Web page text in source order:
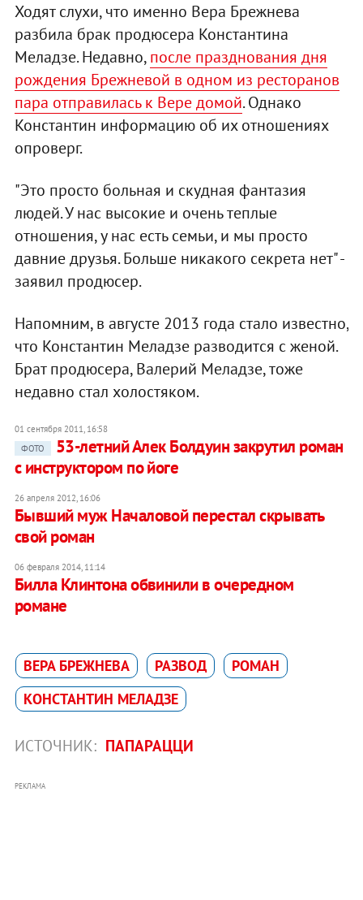
Ходят слухи, что именно Вера Брежнева
разбила брак продюсера Константина
Меладзе. Недавно,после празднования дня
рождения Брежневой в одном из ресторанов
пара отправилась к Вере домой. Однако
Константин информацию об их отношениях
опроверг.
"Это просто больная и скудная фантазия
людей. У нас высокие и очень теплые
отношения, у нас есть семьи, и мы просто
давние друзья. Больше никакого секрета нет" -
заявил продюсер.
Напомним, в августе 2013 года стало известно,
что Константин Меладзе разводится с женой.
Брат продюсера, Валерий Меладзе, тоже
недавно стал холостяком.
01 сентября 2011, 16:58
ФОТО
53-летний Алек Болдуин закрутил роман
с инструктором по йоге
26 апреля 2012, 16:06
Бывший муж Началовой перестал скрывать
свой роман
06 февраля 2014, 11:14
Билла Клинтона обвинили в очередном
романе
ВЕРА БРЕЖНЕВА РАЗВОД
РОМАН
КОНСТАНТИН МЕЛАДЗЕ
ИСТОЧНИК: ПАПАРАЦЦИ
РЕКЛАМА